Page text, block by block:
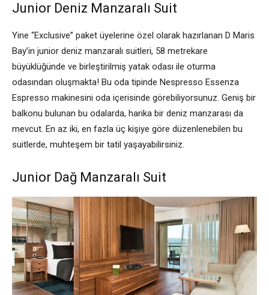
Junior Deniz Manzaralı Suit
Yine “Exclusive” paket üyelerine özel olarak hazırlanan D Maris
Bay’in junior deniz manzaralı suitleri, 58 metrekare
büyüklüğünde ve birleştirilmiş yatak odası ile oturma
odasından oluşmakta! Bu oda tipinde Nespresso Essenza
Espresso makinesini oda içerisinde görebiliyorsunuz. Geniş bir
balkonu bulunan bu odalarda, harika bir deniz manzarası da
mevcut. En az iki, en fazla üç kişiye göre düzenlenebilen bu
suitlerde, muhteşem bir tatil yaşayabilirsiniz.
Junior Dağ Manzaralı Suit